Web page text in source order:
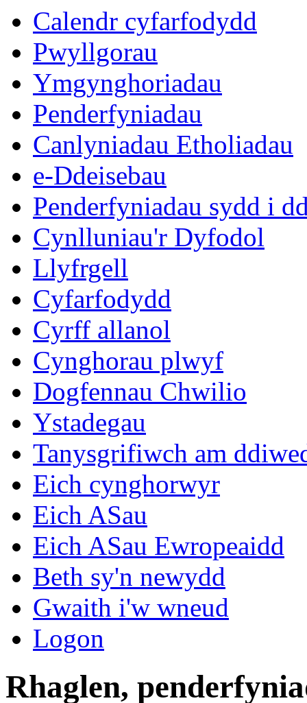
Calendr cyfarfodydd
Pwyllgorau
Ymgynghoriadau
Penderfyniadau
Canlyniadau Etholiadau
e-Ddeisebau
Penderfyniadau sydd i
Cynlluniau'r Dyfodol
Llyfrgell
Cyfarfodydd
Cyrff allanol
Cynghorau plwyf
Dogfennau Chwilio
Ystadegau
Tanysgrifiwch am
Eich cynghorwyr
Eich ASau
Eich ASau Ewropeaidd
Beth sy'n newydd
Gwaith i'w wneud
Logon
Rhaglen,
eitem
8.
eitem
8.
eitem
10.
eitem
14.
eitem